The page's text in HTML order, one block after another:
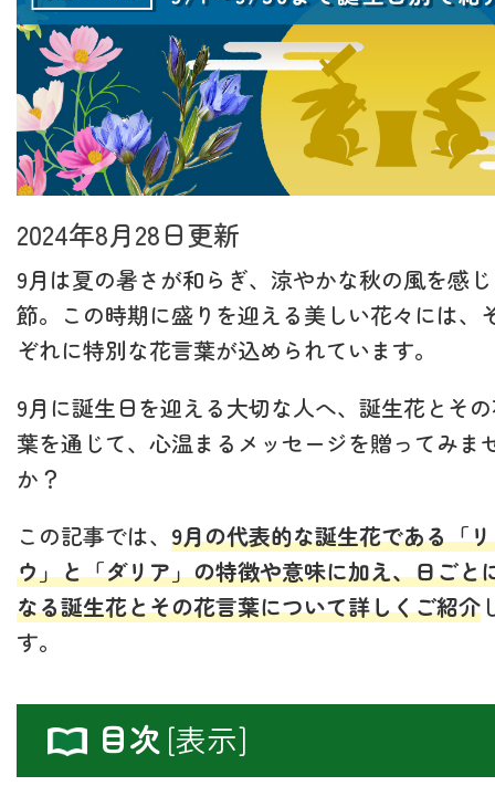
2024年8月28日更新
9月は夏の暑さが和らぎ、涼やかな秋の風を感
節。この時期に盛りを迎える美しい花々には、
ぞれに特別な花言葉が込められています。
9月に誕生日を迎える大切な人へ、誕生花とそ
葉を通じて、心温まるメッセージを贈ってみま
か？
この記事では、 9月の代表的な誕生花である「
ウ」と「ダリア」の特徴や意味に加え、日ごと
なる誕生花とその花言葉について詳しくご紹介
す。
目次 [表示]